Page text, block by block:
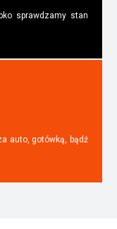
sprawdzamy stan
auto, gotówką, bądź